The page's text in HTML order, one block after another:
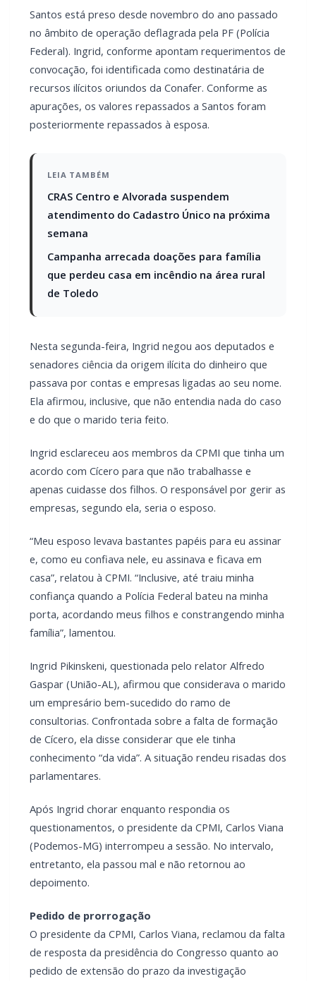
Santos está preso desde novembro do ano passado
no âmbito de operação deflagrada pela PF (Polícia
Federal). Ingrid, conforme apontam requerimentos de
convocação, foi identificada como destinatária de
recursos ilícitos oriundos da Conafer. Conforme as
apurações, os valores repassados a Santos foram
posteriormente repassados à esposa.
LEIA TAMBÉM
CRAS Centro e Alvorada suspendem
atendimento do Cadastro Único na próxima
semana
Campanha arrecada doações para família
que perdeu casa em incêndio na área rural
de Toledo
Nesta segunda-feira, Ingrid negou aos deputados e
senadores ciência da origem ilícita do dinheiro que
passava por contas e empresas ligadas ao seu nome.
Ela afirmou, inclusive, que não entendia nada do caso
e do que o marido teria feito.
Ingrid esclareceu aos membros da CPMI que tinha um
acordo com Cícero para que não trabalhasse e
apenas cuidasse dos filhos. O responsável por gerir as
empresas, segundo ela, seria o esposo.
“Meu esposo levava bastantes papéis para eu assinar
e, como eu confiava nele, eu assinava e ficava em
casa”, relatou à CPMI. “Inclusive, até traiu minha
confiança quando a Polícia Federal bateu na minha
porta, acordando meus filhos e constrangendo minha
família”, lamentou.
Ingrid Pikinskeni, questionada pelo relator Alfredo
Gaspar (União-AL), afirmou que considerava o marido
um empresário bem-sucedido do ramo de
consultorias. Confrontada sobre a falta de formação
de Cícero, ela disse considerar que ele tinha
conhecimento “da vida”. A situação rendeu risadas dos
parlamentares.
Após Ingrid chorar enquanto respondia os
questionamentos, o presidente da CPMI, Carlos Viana
(Podemos-MG) interrompeu a sessão. No intervalo,
entretanto, ela passou mal e não retornou ao
depoimento.
Pedido de prorrogação
O presidente da CPMI, Carlos Viana, reclamou da falta
de resposta da presidência do Congresso quanto ao
pedido de extensão do prazo da investigação